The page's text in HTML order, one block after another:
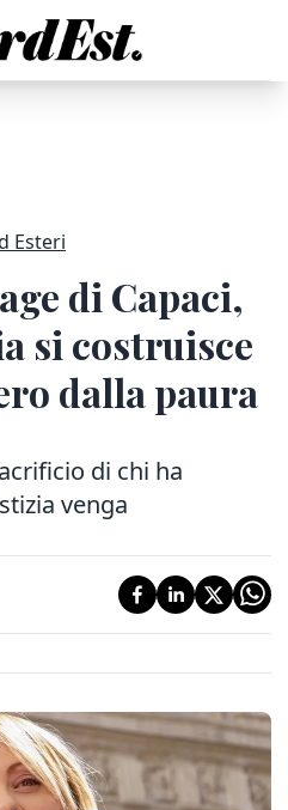
Esteri
di Capaci,
si costruisce
dalla paura
di chi ha
venga